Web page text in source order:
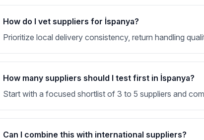
How do I vet suppliers for İspanya?
Prioritize local delivery consistency, return handling
How many suppliers should I test first in İspanya?
Start with a focused shortlist of 3 to 5 suppliers and
Can I combine this with international suppliers?